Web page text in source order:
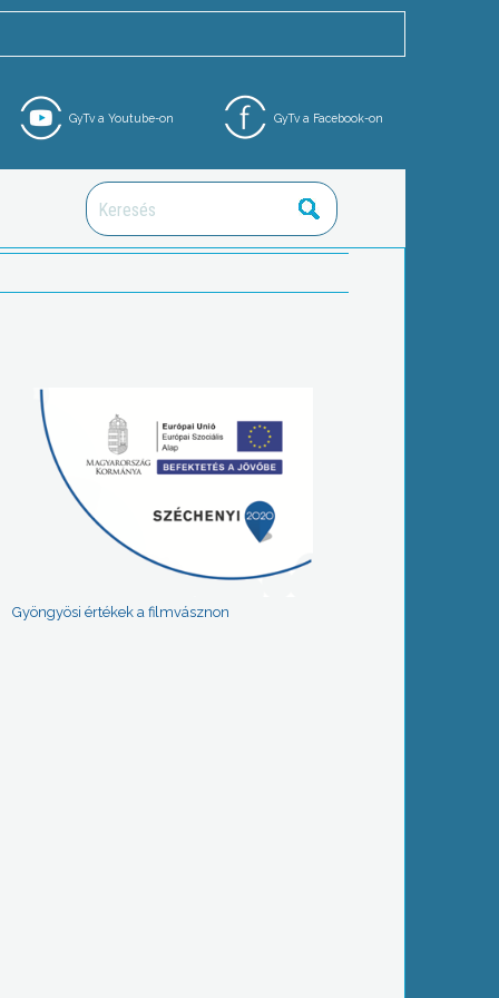
GyTv a Facebook-on
GyTv a Youtube-on
Gyöngyösi értékek a filmvásznon